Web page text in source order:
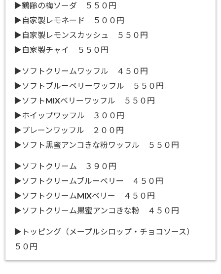
▶鶴齢の梅ソーダ ５５０円
▶自家製レモネード ５００円
▶自家製レモンスカッシュ ５５０円
▶自家製チャイ ５５０円
▶ソフトクリームワッフル ４５０円
▶ソフトブルーベリーワッフル ５５０円
▶ソフトMIXベリーワッフル ５５０円
▶ホイップワッフル ３００円
▶プレーンワッフル ２００円
▶ソフト黒蜜アンコきな粉ワッフル ５５０円
▶ソフトクリーム ３９０円
▶ソフトクリームブルーベリー ４５０円
▶ソフトクリームMIXベリー ４５０円
▶ソフトクリーム黒蜜アンコきな粉 ４５０円
▶トッピング（メープルシロップ・チョコソース）
５０円